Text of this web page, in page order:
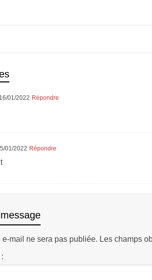
16/01/2022 Répondre
01/2022 Répondre
e-mail ne sera pas publiée. Les champs